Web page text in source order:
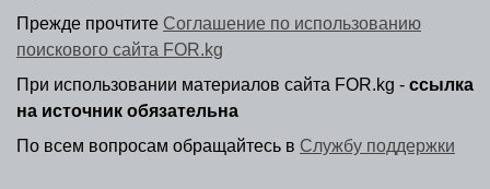
Прежде прочтите Соглашение по использованию
поискового сайта FOR.kg
При использовании материалов сайта FOR.kg - ссылка
на источник обязательна
По всем вопросам обращайтесь в Службу поддержки